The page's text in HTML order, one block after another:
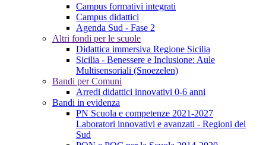
Campus formativi integrati
Campus didattici
Agenda Sud - Fase 2
Altri fondi per le scuole
Didattica immersiva Regione Sicilia
Sicilia - Benessere e Inclusione: Aule
Multisensoriali (Snoezelen)
Bandi per Comuni
Arredi didattici innovativi 0-6 anni
Bandi in evidenza
PN Scuola e competenze 2021-2027
Laboratori innovativi e avanzati - Regioni del
Sud